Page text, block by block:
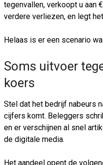
tegenvallen, verkoopt u aan
verdere verliezen, en legt
Helaas is er een scenario
Soms uitvoer
koers
Stel dat het bedrijf nabeurs
cijfers komt. Beleggers
en er verschijnen al snel
de digitale media.
Het aandeel opent de